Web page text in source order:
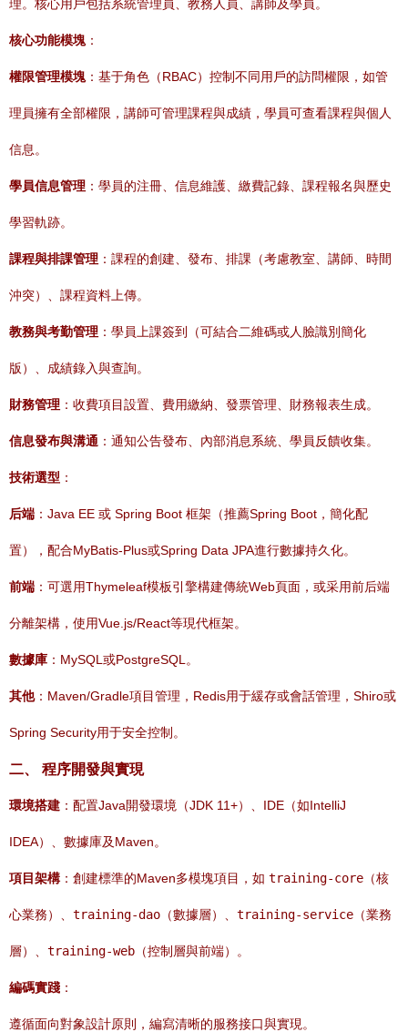
理。核心用戶包括系統管理員、教務人員、講師及學員。
核心功能模塊 ：
權限管理模塊 ：基于角色（RBAC）控制不同用戶的訪問權限，如管
理員擁有全部權限，講師可管理課程與成績，學員可查看課程與個人
信息。
學員信息管理 ：學員的注冊、信息維護、繳費記錄、課程報名與歷史
學習軌跡。
課程與排課管理 ：課程的創建、發布、排課（考慮教室、講師、時間
沖突）、課程資料上傳。
教務與考勤管理 ：學員上課簽到（可結合二維碼或人臉識別簡化
版）、成績錄入與查詢。
財務管理 ：收費項目設置、費用繳納、發票管理、財務報表生成。
信息發布與溝通 ：通知公告發布、內部消息系統、學員反饋收集。
技術選型 ：
后端 ：Java EE 或 Spring Boot 框架（推薦Spring Boot，簡化配
置），配合MyBatis-Plus或Spring Data JPA進行數據持久化。
前端 ：可選用Thymeleaf模板引擎構建傳統Web頁面，或采用前后端
分離架構，使用Vue.js/React等現代框架。
數據庫 ：MySQL或PostgreSQL。
其他：Maven/Gradle項目管理，Redis用于緩存或會話管理，Shiro或
Spring Security用于安全控制。
二、 程序開發與實現
環境搭建 ：配置Java開發環境（JDK 11+）、IDE（如IntelliJ
IDEA）、數據庫及Maven。
項目架構：創建標準的Maven多模塊項目，如 training-core （核
心業務）、 training-dao （數據層）、 training-service （業務
層）、 training-web （控制層與前端）。
編碼實踐 ：
遵循面向對象設計原則，編寫清晰的服務接口與實現。